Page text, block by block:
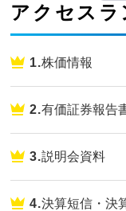
アクセス
株価情報
有価証券報告
説明会資料
決算短信・決